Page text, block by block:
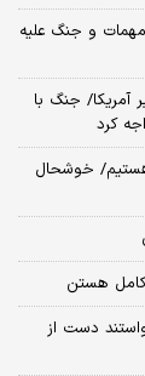
و جنگ علیه
رهگیر آمریکا/ جنگ با
کرد
هستیم/ خوشحال
هستن
دست از